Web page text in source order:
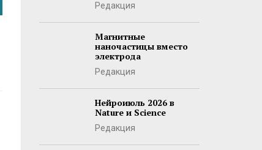
Редакция
Магнитные
наночастицы вместо
электрода
Редакция
Нейроиюль 2026 в
Nature и Science
Редакция